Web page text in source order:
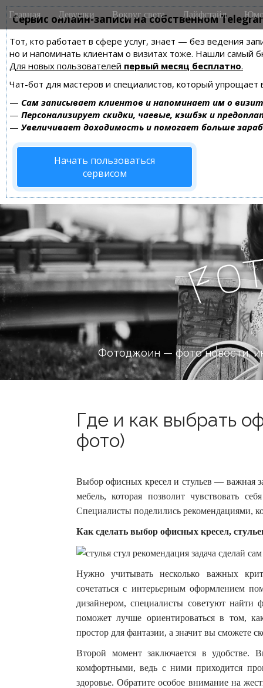
Сервис онлайн-записи на собственном
Тот, кто работает в сфере услуг, знает — без ведения
но и напоминать клиентам о визитах тоже. Нашли самый
Для новых пользователей первый месяц бесплатно.
Чат-бот для мастеров и специалистов, который упрощает
— Сам записывает клиентов и напоминает им о
— Персонализирует скидки, чаевые, кэшбэк и
— Увеличивает доходимость и помогает больше
Начать пользоваться
сервисом
M
a
n
m
e
n
u
i
Главная Девушки Вокруг света Лайфстайл
Fo
Фотоджоин — фото новости,
Где и как выбрать
фото)
Выбор офисных кресел и стульев — важная
мебель, которая позволит чувствовать
Специалисты поделились рекомендациями,
Как сделать выбор офисных кресел,
Нужно учитывать несколько важных
сочетаться с интерьерным оформлением
дизайнером, специалисты советуют найти
поможет лучше ориентироваться в том,
простор для фантазии, а значит вы сможете
Второй момент заключается в удобстве.
комфортными, ведь с ними приходится
здоровье. Обратите особое внимание на